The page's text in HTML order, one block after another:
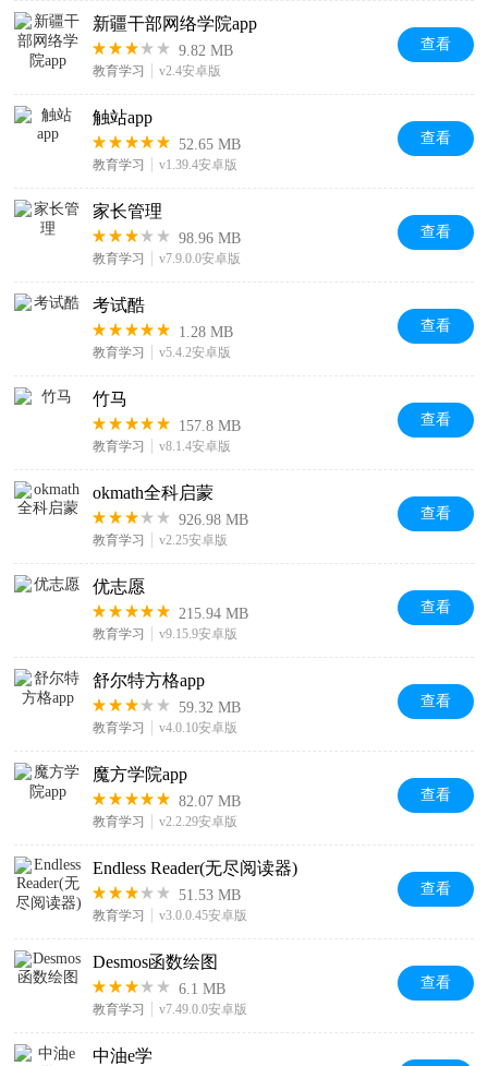
新疆干部网络学院app
9.82 MB
教育学习 v2.4安卓版
查看
触站app
52.65 MB
教育学习 v1.39.4安卓版
查看
家长管理
98.96 MB
教育学习 v7.9.0.0安卓版
查看
考试酷
1.28 MB
教育学习 v5.4.2安卓版
查看
竹马
157.8 MB
教育学习 v8.1.4安卓版
查看
okmath全科启蒙
926.98 MB
教育学习 v2.25安卓版
查看
优志愿
215.94 MB
教育学习 v9.15.9安卓版
查看
舒尔特方格app
59.32 MB
教育学习 v4.0.10安卓版
查看
魔方学院app
82.07 MB
教育学习 v2.2.29安卓版
查看
Endless Reader(无尽阅读器)
51.53 MB
教育学习 v3.0.0.45安卓版
查看
Desmos函数绘图
6.1 MB
教育学习 v7.49.0.0安卓版
查看
中油e学